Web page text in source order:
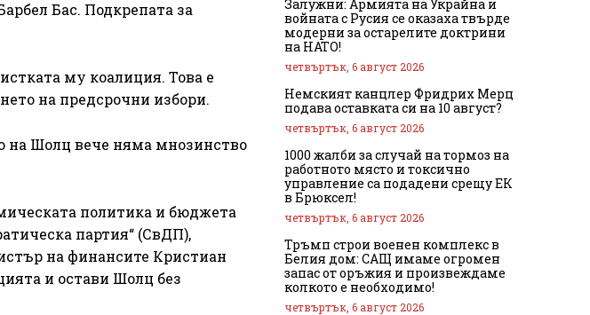
Бас. Подкрепата за
му коалиция. Това е
на предсрочни избори.
на Шолц вече няма мнозинство
политика и бюджета
партия“ (СвДП),
на финансите Кристиан
и остави Шолц без
Залужни: Армията на Украйна и
войната с Русия се оказаха твърде
модерни за остарелите доктрини
на НАТО!
четвъртък, 6 август 2026
Немският канцлер Фридрих Мерц
подава оставката си на 10 август?
четвъртък, 6 август 2026
1000 жалби за случай на тормоз на
работното място и токсично
управление са подадени срещу ЕК
в Брюксел!
четвъртък, 6 август 2026
Тръмп строи военен комплекс в
Белия дом: САЩ имаме огромен
запас от оръжия и произвеждаме
колкото е необходимо!
четвъртък, 6 август 2026